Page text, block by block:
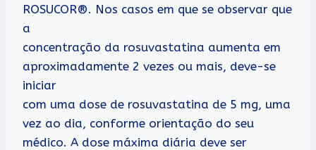
ROSUCOR®. Nos casos em que se observar que
a
concentração da rosuvastatina aumenta em
aproximadamente 2 vezes ou mais, deve-se
iniciar
com uma dose de rosuvastatina de 5 mg, uma
vez ao dia, conforme orientação do seu
médico. A dose máxima diária deve ser